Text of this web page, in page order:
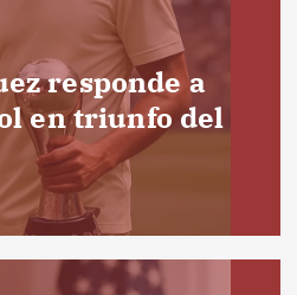
responde a
en triunfo del